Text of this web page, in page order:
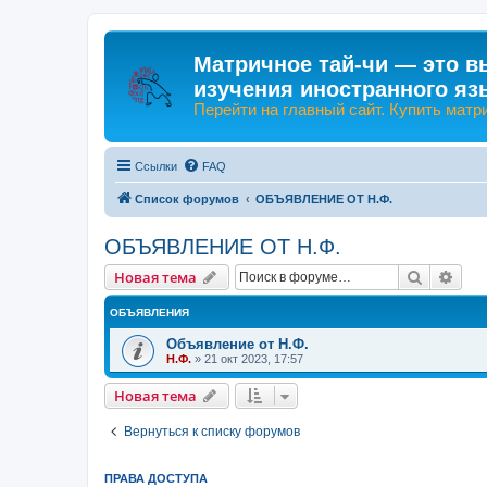
Матричное тай-чи — это
изучения иностранного
Перейти на главный сайт. Купить
Ссылки FAQ
Список форумов ОБЪЯВЛЕНИЕ ОТ Н.Ф.
ОБЪЯВЛЕНИЕ ОТ Н.Ф.
Новая тема Поиск
ОБЪЯВЛЕНИЯ
Объявление от Н.Ф.
Н.Ф. » 21 окт 2023, 17:57
Новая тема
Вернуться к списку форумов
ПРАВА ДОСТУПА